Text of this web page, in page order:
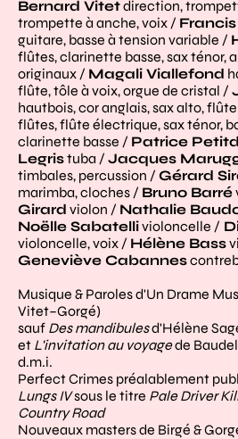
Bernard Vitetdirection,
trompette à anche, voix /
guitare, basse à tension variable /
flûtes, clarinette basse, sax ténor,
originaux / Magali Viallefond
flûte, tôle à voix, orgue de cristal /
hautbois, cor anglais, sax alto,
flûtes, flûte électrique, sax ténor,
clarinette basse / Patrice
Legristuba / Jacques
timbales, percussion / Gérard
marimba, cloches / Bruno Barré
Girard violon / Nathalie
Noëlle Sabatellivioloncelle /
violoncelle, voix / Hélène Bass
Geneviève Cabannes
Musique & Paroles d'Un Drame
Vitet–Gorgé)
sauf Des mandibulesd'Hélène
et L'invitation au voyagede
d.m.i.
Perfect Crimes préalablement
Lungs IVsous le titre Pale Driver
Country Road
Nouveaux masters de Birgé &